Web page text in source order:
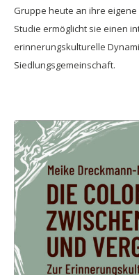
Gruppe heute an ihre
Studie ermöglicht sie einen
erinnerungskulturelle
Siedlungsgemeinschaft.